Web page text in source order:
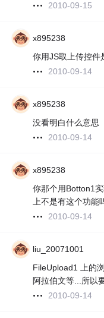
2010-09-15
x895238
你用JS取上传控件
2010-09-14
x895238
没看明白什么意思
2010-09-14
x895238
你那个用Botton1
上不是有这个功能
2010-09-14
liu_20071001
FileUpload1 上的
阿拉伯文等...所以
2010-09-14